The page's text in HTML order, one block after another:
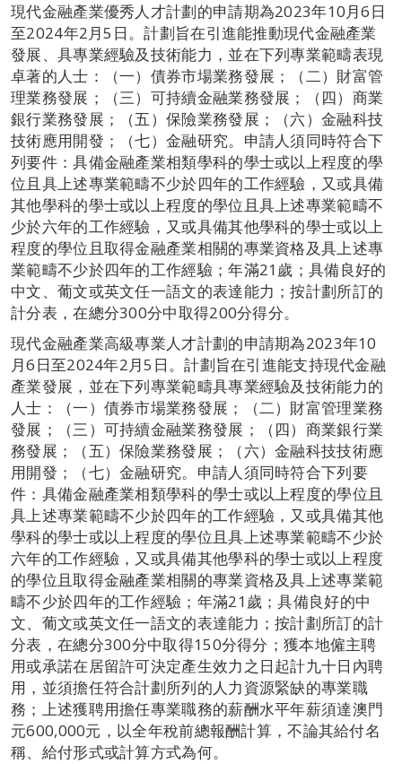
現代金融產業優秀人才計劃的申請期為2023年10月6日
至2024年2月5日。計劃旨在引進能推動現代金融產業
發展、具專業經驗及技術能力，並在下列專業範疇表現
卓著的人士：（一）債券市場業務發展；（二）財富管
理業務發展；（三）可持續金融業務發展；（四）商業
銀行業務發展；（五）保險業務發展；（六）金融科技
技術應用開發；（七）金融研究。申請人須同時符合下
列要件：具備金融產業相類學科的學士或以上程度的學
位且具上述專業範疇不少於四年的工作經驗，又或具備
其他學科的學士或以上程度的學位且具上述專業範疇不
少於六年的工作經驗，又或具備其他學科的學士或以上
程度的學位且取得金融產業相關的專業資格及具上述專
業範疇不少於四年的工作經驗；年滿21歲；具備良好的
中文、葡文或英文任一語文的表達能力；按計劃所訂的
計分表，在總分300分中取得200分得分。
現代金融產業高級專業人才計劃的申請期為2023年10
月6日至2024年2月5日。計劃旨在引進能支持現代金融
產業發展，並在下列專業範疇具專業經驗及技術能力的
人士：（一）債券市場業務發展；（二）財富管理業務
發展；（三）可持續金融業務發展；（四）商業銀行業
務發展；（五）保險業務發展；（六）金融科技技術應
用開發；（七）金融研究。申請人須同時符合下列要
件：具備金融產業相類學科的學士或以上程度的學位且
具上述專業範疇不少於四年的工作經驗，又或具備其他
學科的學士或以上程度的學位且具上述專業範疇不少於
六年的工作經驗，又或具備其他學科的學士或以上程度
的學位且取得金融產業相關的專業資格及具上述專業範
疇不少於四年的工作經驗；年滿21歲；具備良好的中
文、葡文或英文任一語文的表達能力；按計劃所訂的計
分表，在總分300分中取得150分得分；獲本地僱主聘
用或承諾在居留許可決定產生效力之日起計九十日內聘
用，並須擔任符合計劃所列的人力資源緊缺的專業職
務；上述獲聘用擔任專業職務的薪酬水平年薪須達澳門
元600,000元，以全年稅前總報酬計算，不論其給付名
稱、給付形式或計算方式為何。